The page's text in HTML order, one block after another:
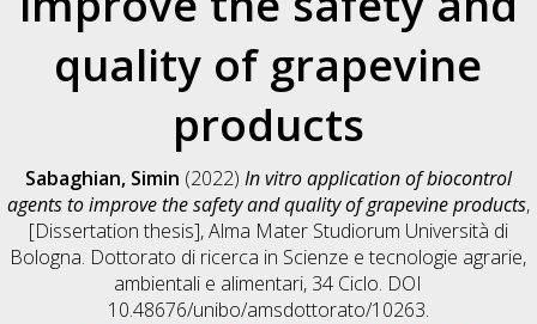
quality of grapevine
products
Sabaghian, Simin (2022) In vitro application of biocontrol
agents to improve the safety and quality of grapevine products,
[Dissertation thesis], Alma Mater Studiorum Università di
Bologna. Dottorato di ricerca in Scienze e tecnologie agrarie,
ambientali e alimentari, 34 Ciclo. DOI
10.48676/unibo/amsdottorato/10263.